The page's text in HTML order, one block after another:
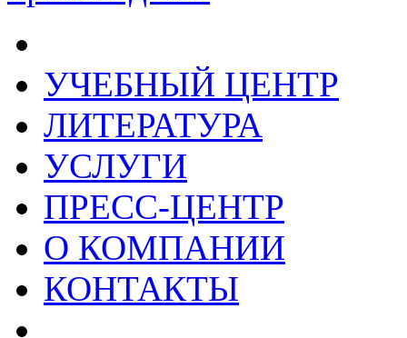
УЧЕБНЫЙ ЦЕНТР
ЛИТЕРАТУРА
УСЛУГИ
ПРЕСС-ЦЕНТР
О КОМПАНИИ
КОНТАКТЫ